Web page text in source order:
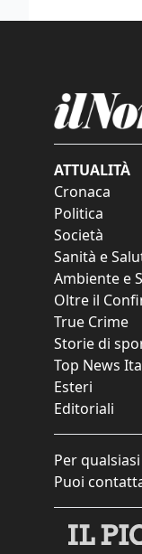
ATTUALITÀ
Cronaca
Politica
Società
Sanità e
Ambiente e
Oltre il
True Crime
Storie di
Top News
Esteri
Editoriali
Per
Puoi